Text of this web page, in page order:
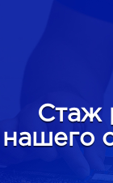
Стаж
нашего